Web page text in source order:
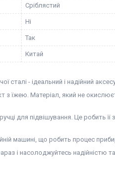
Сріблястий
Ні
Так
Китай
сталі - ідеальний і надійний
з їжею. Матеріал, який не
для підвішування. Це робить
машині, що робить процес
і насолоджуйтесь надійністю та